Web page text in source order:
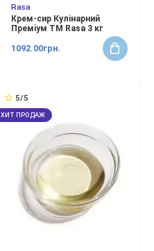
Rasa
Крем-сир Кулiнарний
Премiум ТМ Rasa 3 кг
1092.00грн.
5/5
ХИТ ПРОДАЖ